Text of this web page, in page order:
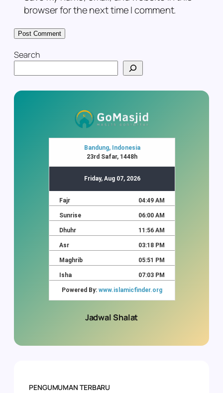
browser for the next time I comment.
Search
Jadwal Shalat
PENGUMUMAN TERBARU